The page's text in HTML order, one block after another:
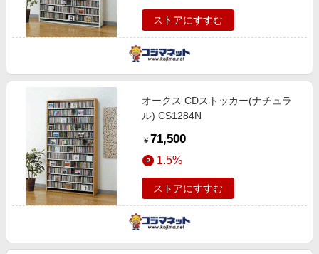
ストアにすすむ
オークス CDストッカー(ナチュラ
ル) CS1284N
￥ 71,500
1.5%
ストアにすすむ